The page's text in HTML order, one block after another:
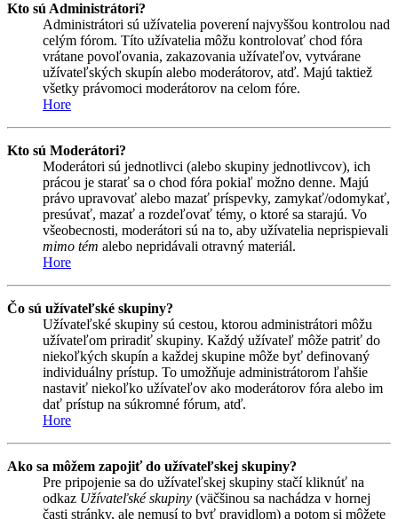
Kto sú Administrátori?
Administrátori sú užívatelia poverení najvyššou kontrolou nad
celým fórom. Títo užívatelia môžu kontrolovať chod fóra
vrátane povoľovania, zakazovania užívateľov, vytvárane
užívateľských skupín alebo moderátorov, atď. Majú taktiež
všetky právomoci moderátorov na celom fóre.
Hore
Kto sú Moderátori?
Moderátori sú jednotlivci (alebo skupiny jednotlivcov), ich
prácou je starať sa o chod fóra pokiaľ možno denne. Majú
právo upravovať alebo mazať príspevky, zamykať/odomykať,
presúvať, mazať a rozdeľovať témy, o ktoré sa starajú. Vo
všeobecnosti, moderátori sú na to, aby užívatelia neprispievali
mimo tém alebo nepridávali otravný materiál.
Hore
Čo sú užívateľské skupiny?
Užívateľské skupiny sú cestou, ktorou administrátori môžu
užívateľom priradiť skupiny. Každý užívateľ môže patriť do
niekoľkých skupín a každej skupine môže byť definovaný
individuálny prístup. To umožňuje administrátorom ľahšie
nastaviť niekoľko užívateľov ako moderátorov fóra alebo im
dať prístup na súkromné fórum, atď.
Hore
Ako sa môžem zapojiť do užívateľskej skupiny?
Pre pripojenie sa do užívateľskej skupiny stačí kliknúť na
odkaz Užívateľské skupiny (väčšinou sa nachádza v hornej
časti stránky, ale nemusí to byť pravidlom) a potom si môžete